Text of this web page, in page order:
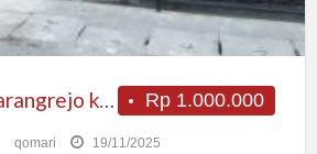
Rp 1.000.000
Kost wanita karangrejo ketintang surabaya
qomari 19/11/2025